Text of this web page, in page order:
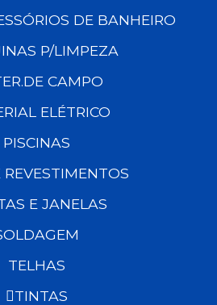
DE BANHEIRO
P/LIMPEZA
CAMPO
ELÉTRICO
PISCINAS
REVESTIMENTOS
E JANELAS
TELHAS
TINTAS